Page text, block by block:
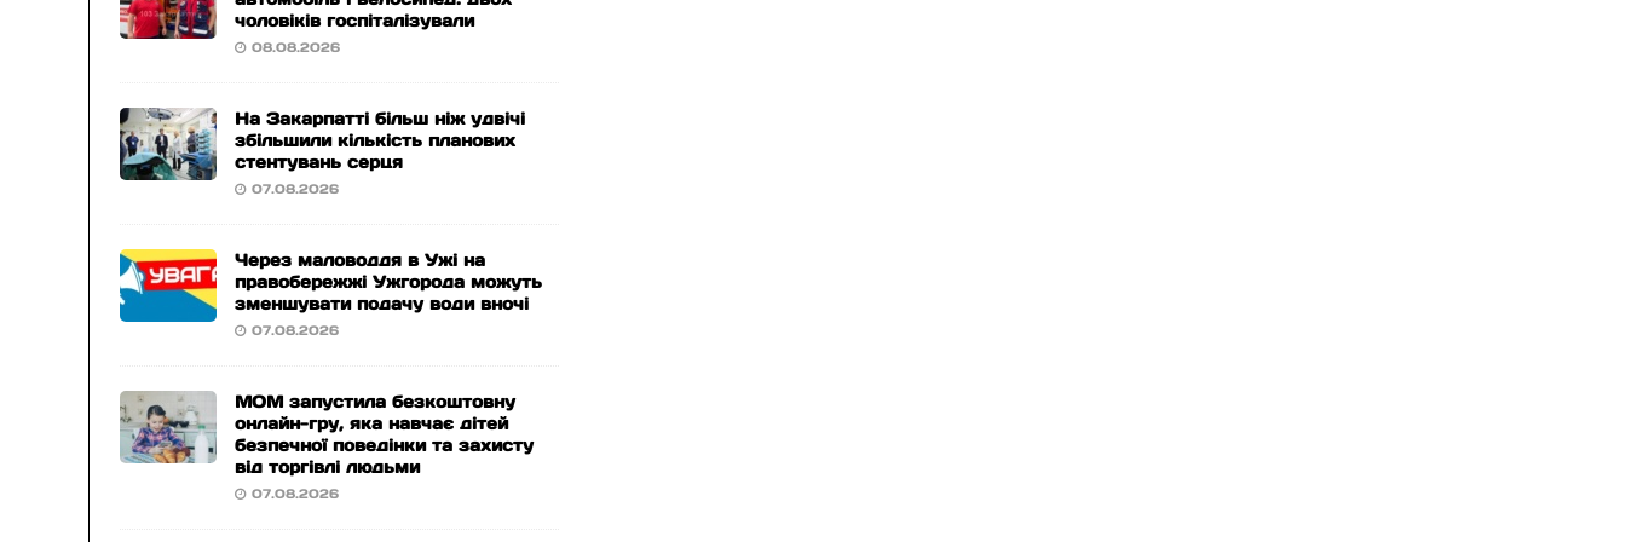
чоловіків госпіталізували
08.08.2026
На Закарпатті більш ніж удвічі
збільшили кількість планових
стентувань серця
07.08.2026
Через маловоддя в Ужі на
правобережжі Ужгорода можуть
зменшувати подачу води вночі
07.08.2026
МОМ запустила безкоштовну
онлайн-гру, яка навчає дітей
безпечної поведінки та захисту
від торгівлі людьми
07.08.2026